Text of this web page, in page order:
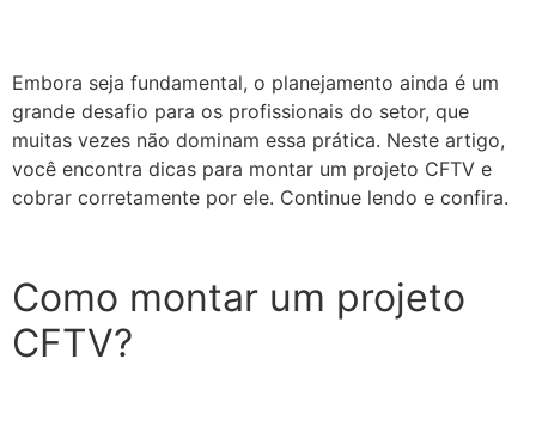
Embora seja fundamental, o planejamento ainda é um
grande desafio para os profissionais do setor, que
muitas vezes não dominam essa prática. Neste artigo,
você encontra dicas para montar um projeto CFTV e
cobrar corretamente por ele. Continue lendo e confira.
Como montar um projeto
CFTV?